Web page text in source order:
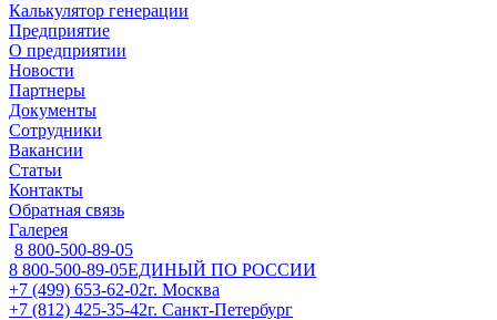
Калькулятор генерации
Предприятие
О предприятии
Новости
Партнеры
Документы
Сотрудники
Вакансии
Статьи
Контакты
Обратная связь
Галерея
8 800-500-89-05
8 800-500-89-05ЕДИНЫЙ ПО РОССИИ
+7 (499) 653-62-02г. Москва
+7 (812) 425-35-42г. Санкт-Петербург